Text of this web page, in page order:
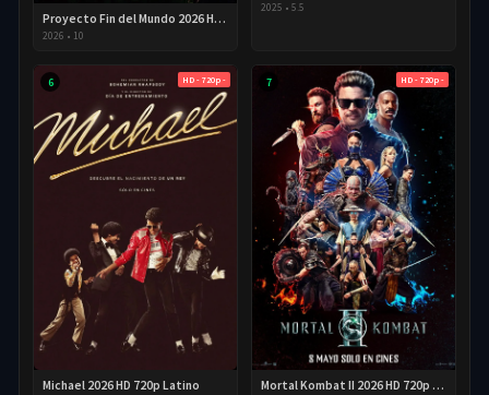
Proyecto Fin del Mundo 2026 HD 720p Latino
2026 • 10
2025 • 5.5
6 HD - 720p -
Michael 2026 HD 720p Latino
7 HD - 720p -
Mortal Kombat II 2026 HD 720p Latino